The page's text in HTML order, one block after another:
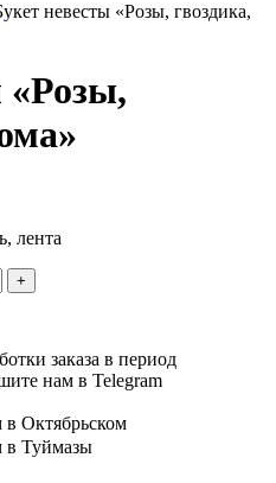
невесты «Розы, гвоздика,
«Розы,
лента
заказа в период
нам в Telegram
в Октябрьском
в Туймазы